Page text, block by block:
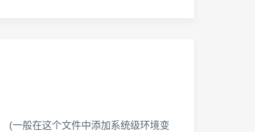
一般在这个文件中添加系统级环境变